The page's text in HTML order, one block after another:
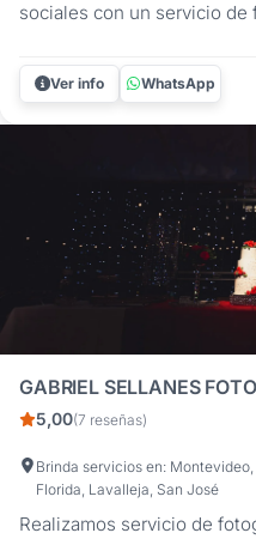
sociales con un servicio
lanzamientos de
año con un enfoque
estrictamente a la...
Ver info WhatsApp
GABRIEL SELLANES
5,00(7 reseñas)
Brinda servicios en:
Florida, Lavalleja, San José
Realizamos servicio de